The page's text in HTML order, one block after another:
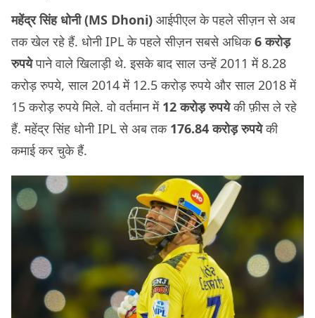
महेंद्र सिंह धोनी (MS Dhoni) आईपीएल के पहले सीज़न से अब
तक खेल रहे हैं. धोनी IPL के पहले सीज़न सबसे अधिक6 करोड़
रुपयेपाने वाले खिलाड़ी थे. इसके बाद साल उन्हें 2011 में 8.28
करोड़ रुपये, साल 2014 में 12.5 करोड़ रुपये और साल 2018 में
15 करोड़ रुपये मिले. वो वर्तमान में 12 करोड़ रुपयेकी फ़ीस ले रहे
हैं. महेंद्र सिंह धोनी IPL से अब तक 176.84 करोड़ रुपयेकी
कमाई कर चुके हैं.